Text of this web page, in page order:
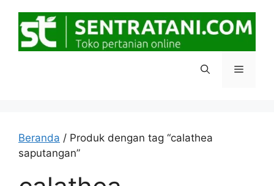
Menu
Beranda / Produk dengan tag “calathea
saputangan”